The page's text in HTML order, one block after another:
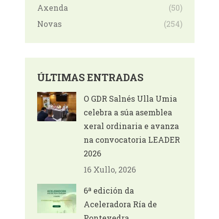
Axenda
(50)
Novas
(254)
ÚLTIMAS ENTRADAS
O GDR Salnés Ulla Umia
celebra a súa asemblea
xeral ordinaria e avanza
na convocatoria LEADER
2026
16 Xullo, 2026
6ª edición da
Aceleradora Ría de